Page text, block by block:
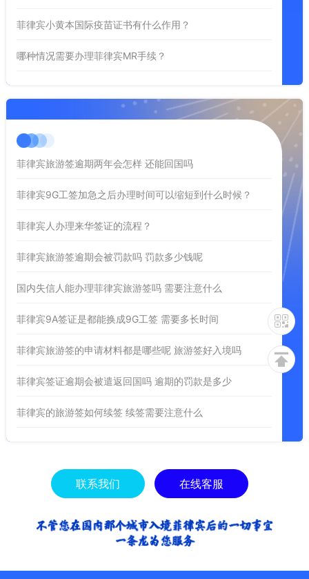
菲律宾小黄本国际疫苗证书有什么作用？
哪种情况需要办理菲律宾MR手续？
菲律宾旅游签逾期两年会怎样 还能回国吗
菲律宾9G工签加急之后办理时间可以缩短到什么时候？
菲律宾人办理来华签证的流程？
菲律宾旅游签逾期会被罚款吗 罚款多少钱呢
国内失信人能办理菲律宾旅游签吗 需要注意什么
菲律宾9A签证是都能换成9G工签 需要多长时间
菲律宾旅游签的申请材料都是哪些呢 旅游签好入境吗
菲律宾签证逾期会被遣返回国吗 逾期的罚款是多少
菲律宾的旅游签如何续签 续签需要注意什么
联系我们 在线客服